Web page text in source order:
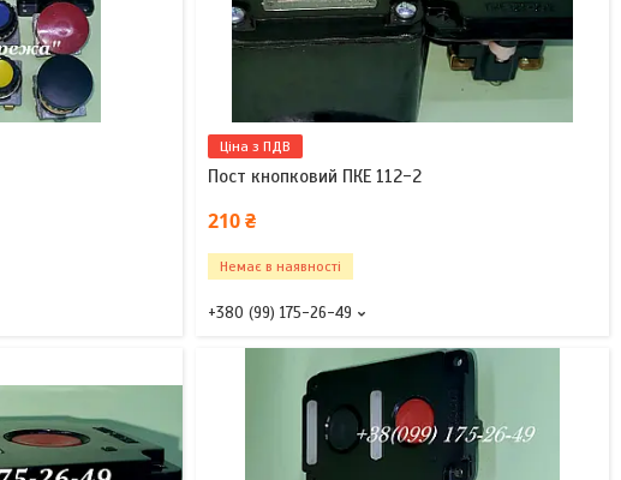
Ціна з ПДВ
Пост кнопковий ПКЕ 112-2
210 ₴
Немає в наявності
+380 (99) 175-26-49